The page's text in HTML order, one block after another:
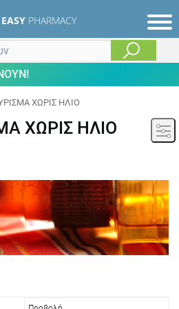
EASY PHARMACY
ΧΩΡΙΣ ΗΛΙΟ
ΧΩΡΙΣ ΗΛΙΟ